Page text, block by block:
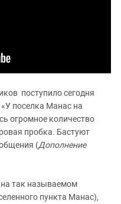
поступило сегодня
«У поселка Манас на
огромное количество
пробка. Бастуют
(Дополнение
на так называемом
пункта Манас),